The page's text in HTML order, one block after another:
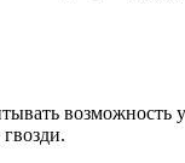
возможность